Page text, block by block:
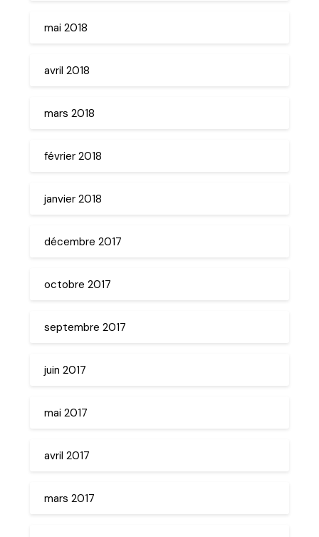
mai 2018
avril 2018
mars 2018
février 2018
janvier 2018
décembre 2017
octobre 2017
septembre 2017
juin 2017
mai 2017
avril 2017
mars 2017